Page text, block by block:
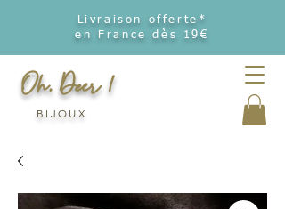
Livraison offerte*
en France dès 19€
Oh, Deer !
BIJOUX